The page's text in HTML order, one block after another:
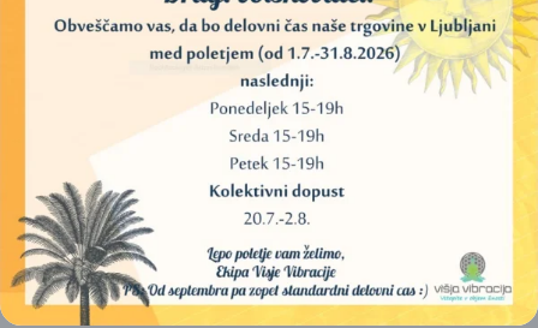
PODSTAVEK ROŽA ŽIVLJENJA, OKROGEL, 8 CM
(SELENIT)
17,00€
DODAJ V KOŠARICO